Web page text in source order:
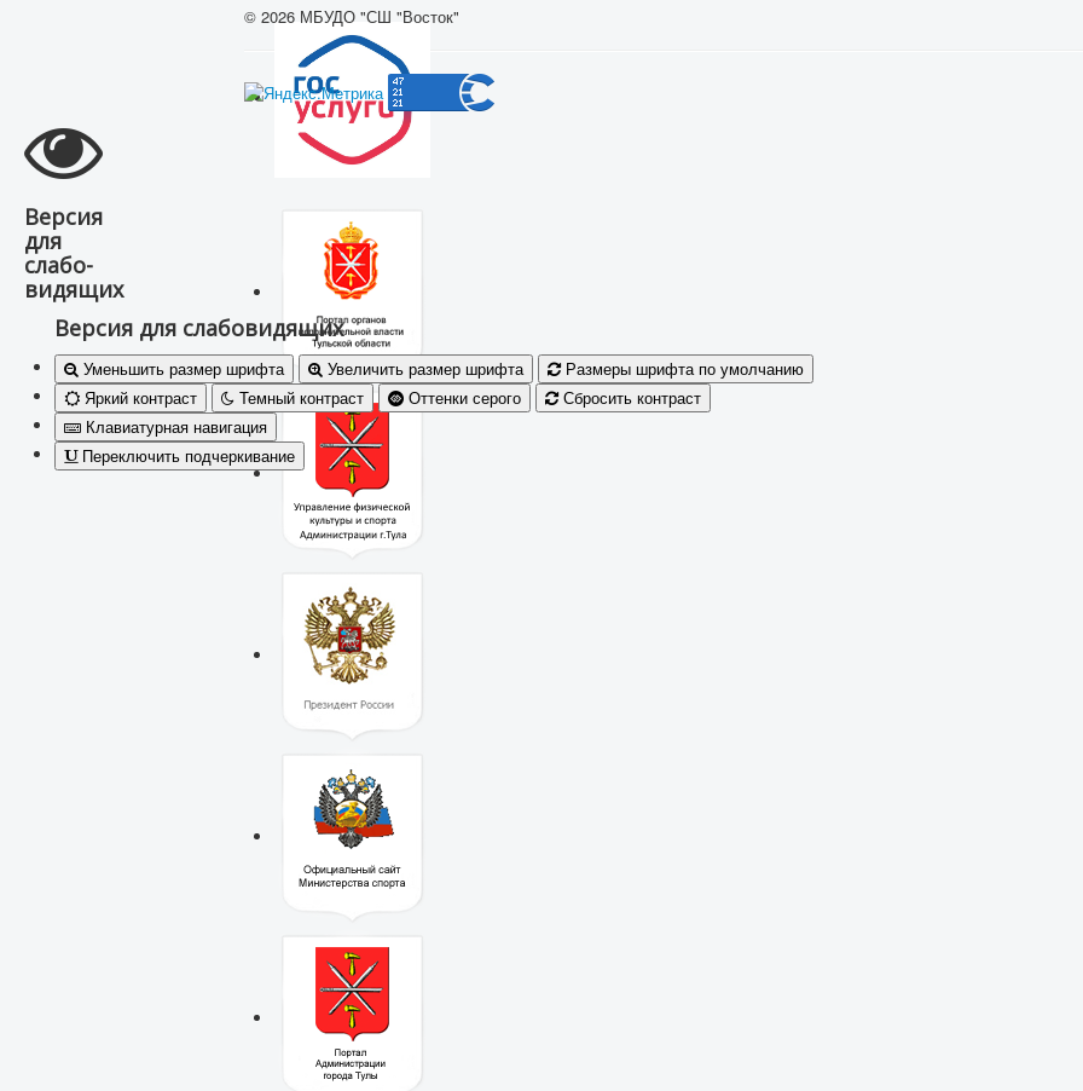
© 2026 МБУДО "СШ "Восток"
Версия
для
слабо-
видящих
Версия для слабовидящих
Уменьшить размер шрифта Увеличить размер шрифта
Размеры шрифта по умолчанию
Яркий контраст
Темный контраст Оттенки серого
Сбросить контраст
Клавиатурная навигация
Переключить подчеркивание